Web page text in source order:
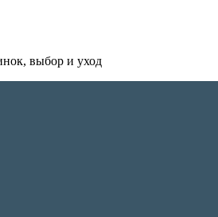
выбор и уход